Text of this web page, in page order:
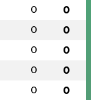
0 0
0 0
0 0
0 0
0 0